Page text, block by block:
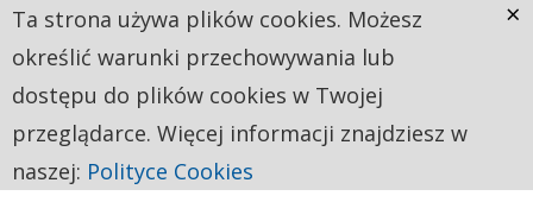
Ta strona używa plików cookies. Możesz
określić warunki przechowywania lub
dostępu do plików cookies w Twojej
przeglądarce. Więcej informacji znajdziesz w
naszej: Polityce Cookies
×